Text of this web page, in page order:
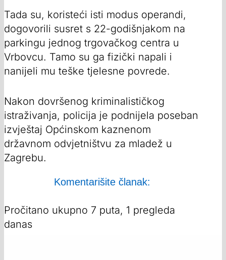
Tada su, koristeći isti modus operandi,
dogovorili susret s 22-godišnjakom na
parkingu jednog trgovačkog centra u
Vrbovcu. Tamo su ga fizički napali i
nanijeli mu teške tjelesne povrede.
Nakon dovršenog kriminalističkog
istraživanja, policija je podnijela poseban
izvještaj Općinskom kaznenom
državnom odvjetništvu za mladež u
Zagrebu.
Komentarišite članak:
Pročitano ukupno 7 puta, 1 pregleda
danas